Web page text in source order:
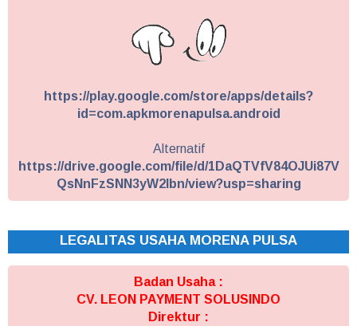
https://play.google.com/store/apps/details?
id=com.apkmorenapulsa.android
Alternatif
https://drive.google.com/file/d/1DaQTVfV84OJUi87V
QsNnFzSNN3yW2Ibn/view?usp=sharing
LEGALITAS USAHA MORENA PULSA
Badan Usaha :
CV. LEON PAYMENT SOLUSINDO
Direktur :